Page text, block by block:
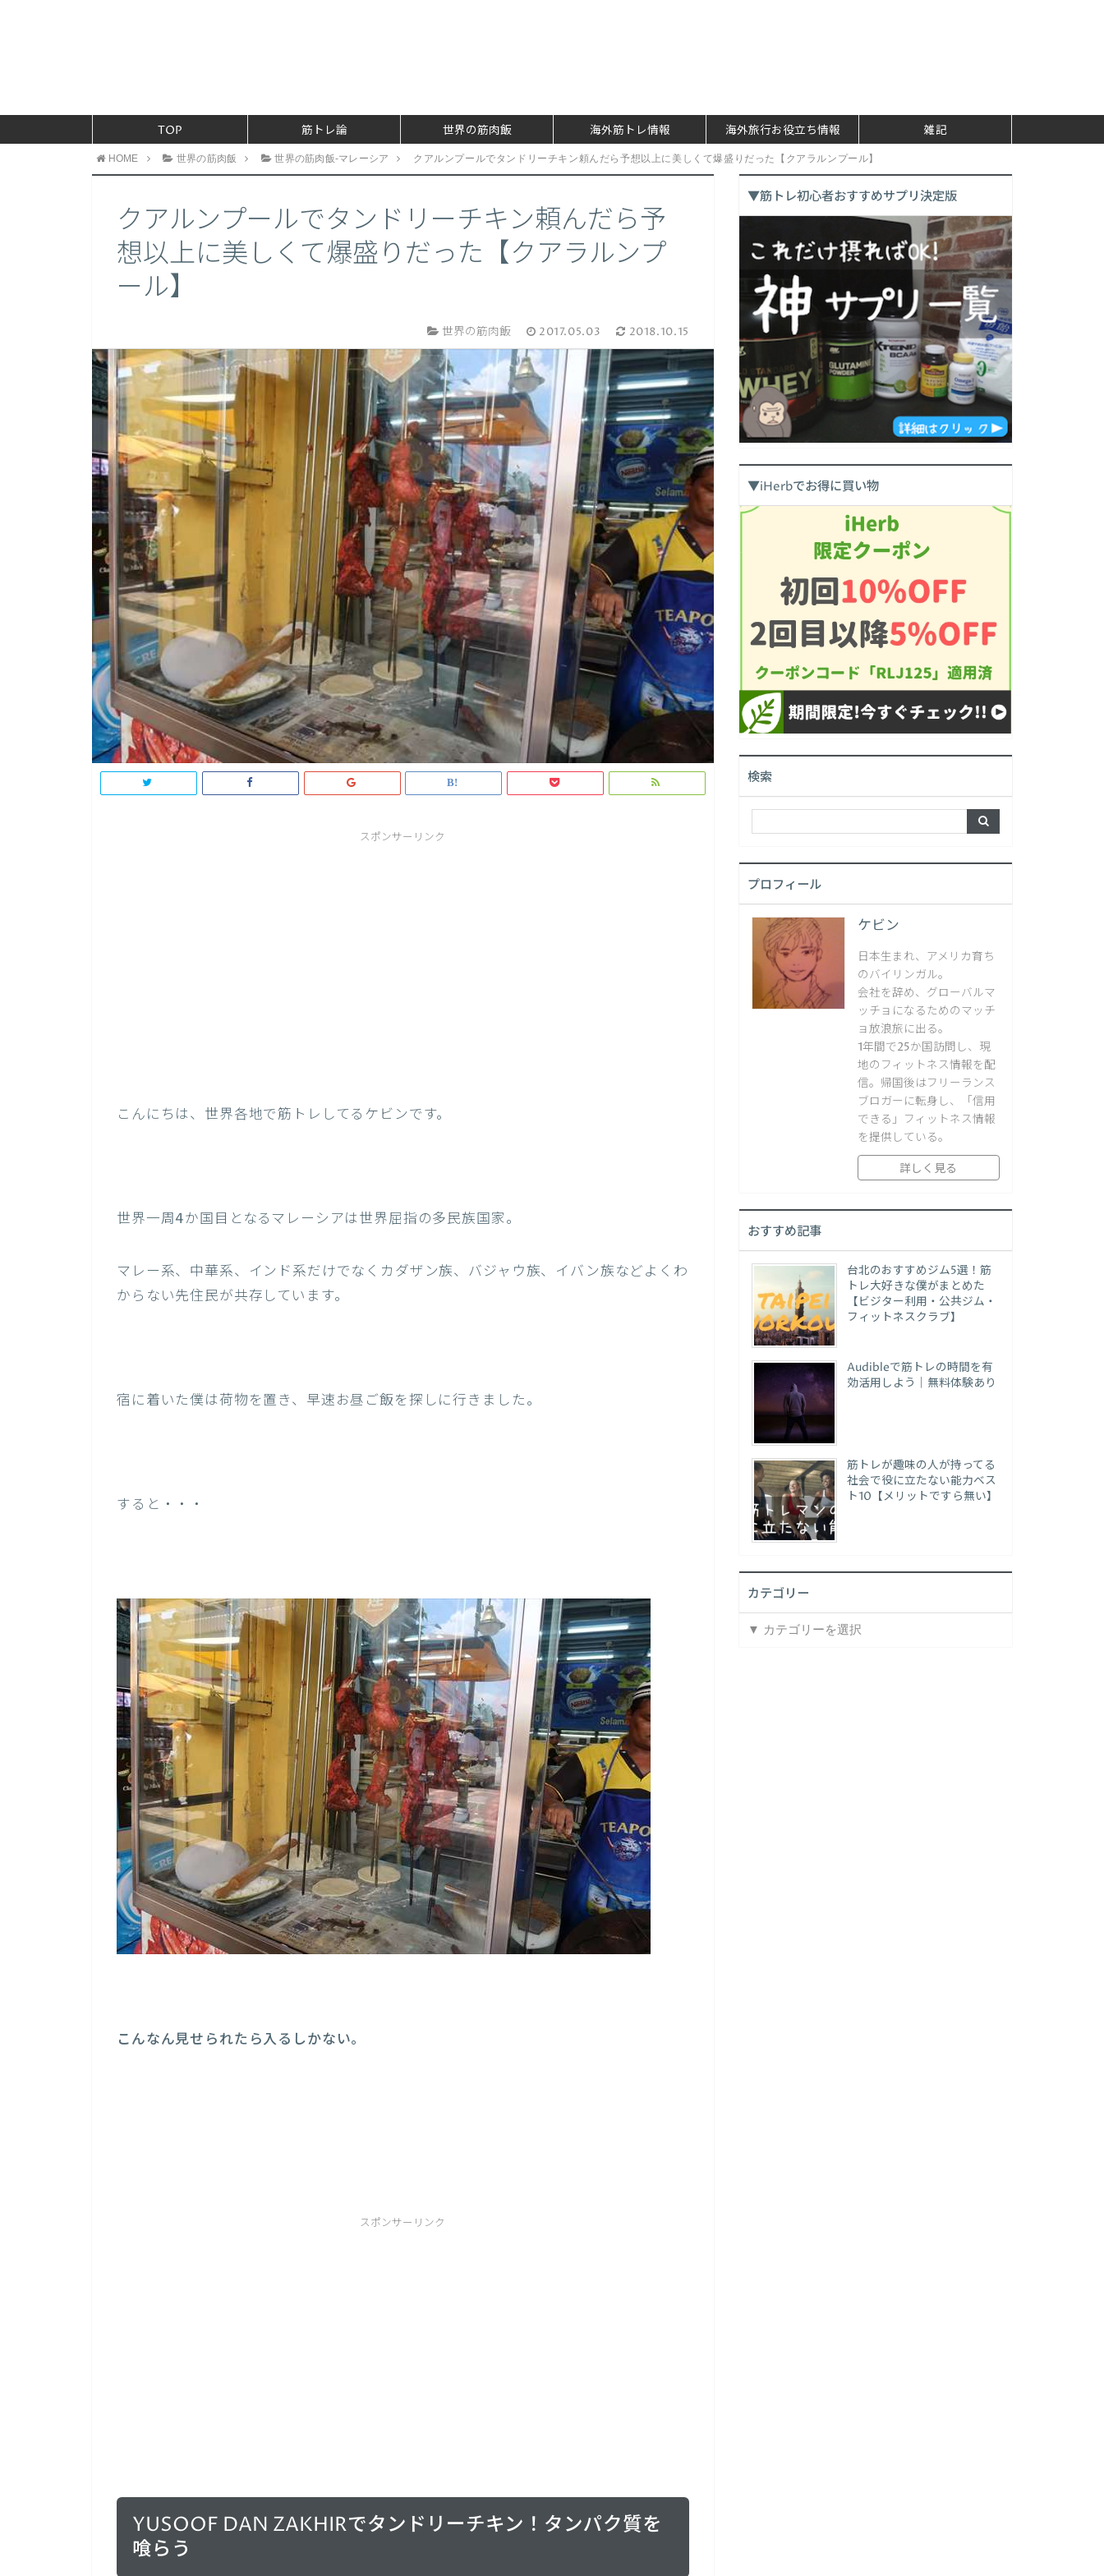
TOP 筋トレ論 世界の筋肉飯 海外筋トレ情報 海外旅行お役立ち情報 雑記
HOME 世界の筋肉飯 世界の筋肉飯-マレーシア クアルンプールでタンドリーチキン頼んだら予想以上に美しくて爆盛りだった【クアラルンプール】
クアルンプールでタンドリーチキン頼んだら予
想以上に美しくて爆盛りだった【クアラルンプ
ール】
世界の筋肉飯 2017.05.03 2018.10.15
スポンサーリンク
こんにちは、世界各地で筋トレしてるケビンです。
世界一周4か国目となるマレーシアは世界屈指の多民族国家。
マレー系、中華系、インド系だけでなくカダザン族、バジャウ族、イバン族などよくわ
からない先住民が共存しています。
宿に着いた僕は荷物を置き、早速お昼ご飯を探しに行きました。
すると・・・
こんなん見せられたら入るしかない。
スポンサーリンク
YUSOOF DAN ZAKHIRでタンドリーチキン！タンパク質を
喰らう
▼筋トレ初心者おすすめサプリ決定版
▼iHerbでお得に買い物
検索
プロフィール
ケビン
日本生まれ、アメリカ育ち
のバイリンガル。
会社を辞め、グローバルマ
ッチョになるためのマッチ
ョ放浪旅に出る。
1年間で25か国訪問し、現
地のフィットネス情報を配
信。帰国後はフリーランス
ブロガーに転身し、「信用
できる」フィットネス情報
を提供している。
詳しく見る
おすすめ記事
台北のおすすめジム5選！筋
トレ大好きな僕がまとめた
【ビジター利用・公共ジム・
フィットネスクラブ】
Audibleで筋トレの時間を有
効活用しよう｜無料体験あり
筋トレが趣味の人が持ってる
社会で役に立たない能力ベス
ト10【メリットですら無い】
カテゴリー